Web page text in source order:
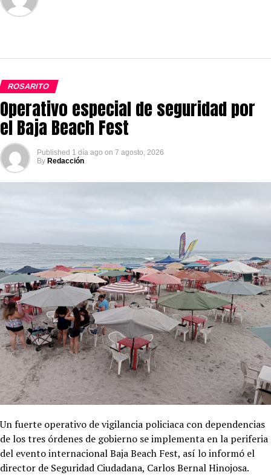
ROSARITO
Operativo especial de seguridad por
el Baja Beach Fest
Published 1 día ago on 7 agosto, 2026
By Redacción
Un fuerte operativo de vigilancia policiaca con dependencias
de los tres órdenes de gobierno se implementa en la periferia
del evento internacional Baja Beach Fest, así lo informó el
director de Seguridad Ciudadana, Carlos Bernal Hinojosa.